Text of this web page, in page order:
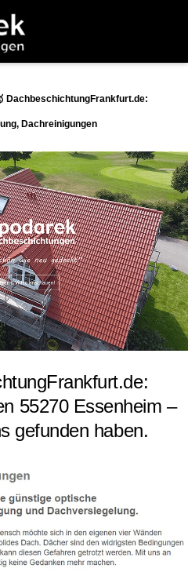
DachbeschichtungFrankfurt.de:
Dachreinigungen
55270 Essenheim –
gefunden haben.